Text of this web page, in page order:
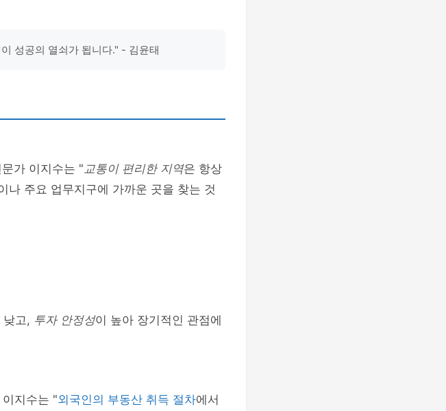
성공의 열쇠가 됩니다." - 김윤태
가 이지수는 "교통이 편리한 지역은 항상
나 주요 업무지구에 가까운 곳을 찾는 것
낮고, 투자 안정성이 높아 장기적인 관점에
지수는 "외국인의 부동산 취득 절차에서